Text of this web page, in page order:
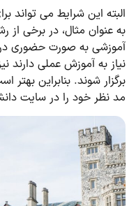
البته این شرایط می تواند
به عنوان مثال، در برخی
آموزشی به صورت حضوری در
نیاز به آموزش عملی دارند
برگزار شوند. بنابراین
مد نظر خود را در سایت